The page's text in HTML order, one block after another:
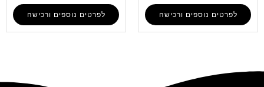
לפרטים נוספים ורכישה לפרטים נוספים ורכישה